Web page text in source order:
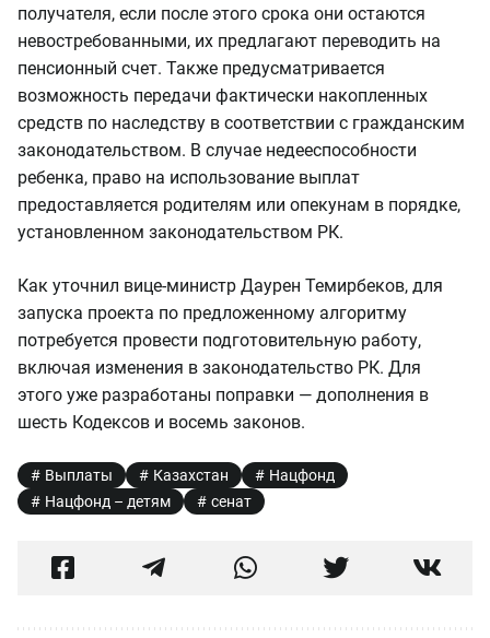
получателя, если после этого срока они остаются
невостребованными, их предлагают переводить на
пенсионный счет. Также предусматривается
возможность передачи фактически накопленных
средств по наследству в соответствии с гражданским
законодательством. В случае недееспособности
ребенка, право на использование выплат
предоставляется родителям или опекунам в порядке,
установленном законодательством РК.
Как уточнил вице-министр Даурен Темирбеков, для
запуска проекта по предложенному алгоритму
потребуется провести подготовительную работу,
включая изменения в законодательство РК. Для
этого уже разработаны поправки — дополнения в
шесть Кодексов и восемь законов.
Выплаты Казахстан
Нацфонд
Нацфонд – детям
сенат